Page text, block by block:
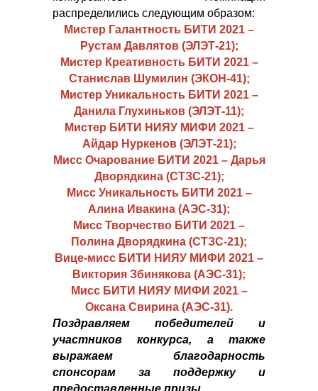
распределились следующим образом:
Мистер Галантность БИТИ 2021 –
Рустам Давлятов (ЭЛЭТ-21);
Мистер Креативность БИТИ 2021 –
Станислав Шумилин (ЭКОН-41);
Мистер Уникальность БИТИ 2021 –
Данила Глухиньков (ЭЛЭТ-11);
Мистер БИТИ НИЯУ МИФИ 2021 –
Айдар Нуркенов (ЭЛЭТ-21);
Мисс Очарование БИТИ 2021 – Дарья
Дворядкина (СТЗС-21);
Мисс Уникальность БИТИ 2021 –
Алина Ивакина (АЭС-31);
Мисс Творчество БИТИ 2021 –
Полина Дворядкина (СТЗС-21);
Вице-мисс БИТИ НИЯУ МИФИ 2021 –
Виктория Збинякова (АЭС-31);
Мисс БИТИ НИЯУ МИФИ 2021 –
Оксана Свирина (АЭС-31).
Поздравляем победителей и
участников конкурса, а также
выражаем благодарность
спонсорам за поддержку и
предоставленные призы.